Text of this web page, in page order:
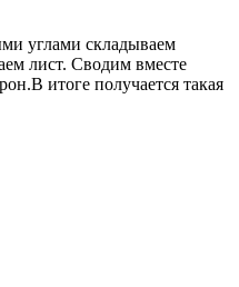
углами складываем
лист. Сводим вместе
итоге получается такая